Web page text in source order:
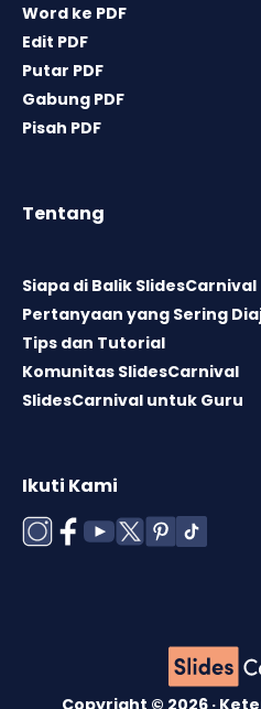
Word ke PDF
Edit PDF
Putar PDF
Gabung PDF
Pisah PDF
Tentang
Siapa di Balik SlidesCarnival
Pertanyaan yang Sering
Tips dan Tutorial
Komunitas SlidesCarnival
SlidesCarnival untuk Guru
Ikuti Kami
Copyright © 2026 ·